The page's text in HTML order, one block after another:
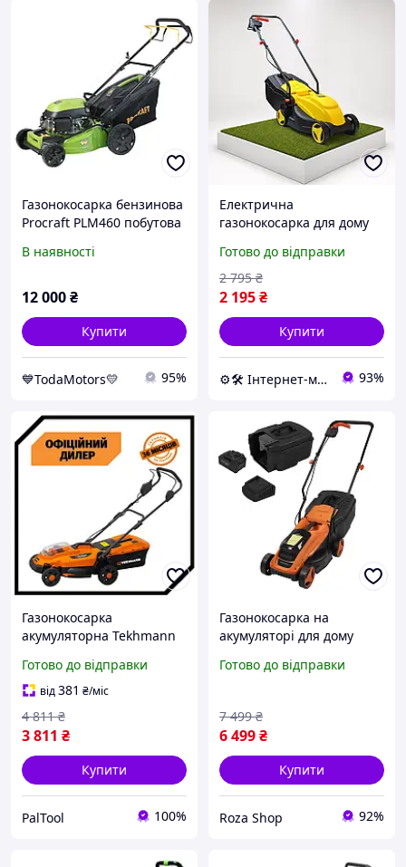
Газонокосарка бензинова
Procraft PLM460 побутова
та дачі з ручним
В наявності
12 000₴
Купити
💙TodaMotors💛 95%
Електрична
газонокосарка для дому
електрична
газонокосарка на колесах
ручна електрична
газонокосарка
Готово до відправки
2 195₴
2 795 ₴
Купити
⚙️🛠 Інтернет-магазин ALORA 93%
Газонокосарка
акумуляторна Tekhmann
АКБ і ЗП, 20 В, 330 мм, 30
л) для дому дачі
Готово до відправки
від381 ₴/міс
3 811 ₴
4 811 ₴
Купити
PalTool 100%
Газонокосарка на
акумуляторі для дому
6Ач електрична
акумуляторна
Готово до відправки
6 499₴
7 499 ₴
Купити
Roza Shop 92%